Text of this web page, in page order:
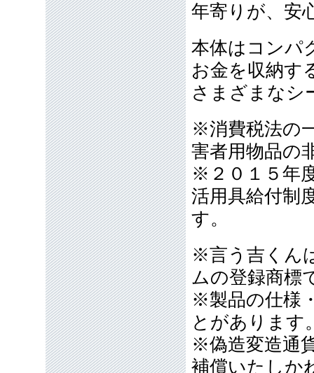
年寄りが、安
本体はコンパ
お金を収納す
さまざまなシ
※消費税法の
害者用物品の
※２０１５年
活用具給付制
す。
※言う吉くん
ムの登録商標
※製品の仕様
とがあります
※偽造変造通
補償いたしか